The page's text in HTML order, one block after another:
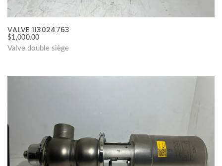
VALVE 113024763
$1,000.00
Valve double siège